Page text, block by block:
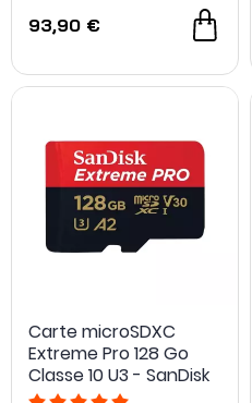
93,90 €
Carte microSDXC
Extreme Pro 128 Go
Classe 10 U3 - SanDisk